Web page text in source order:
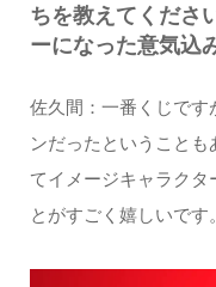
ちを教えてくださ
ーになった意気込
佐久間：⼀番くじです
ンだったということ
てイメージキャラクタ
とがすごく嬉しいです。